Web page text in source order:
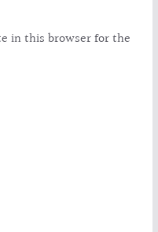
in this browser for the